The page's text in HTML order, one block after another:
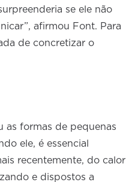
se ele não
afirmou Font. Para
de concretizar o
as formas de pequenas
ele, é essencial
recentemente, do calor
e dispostos a